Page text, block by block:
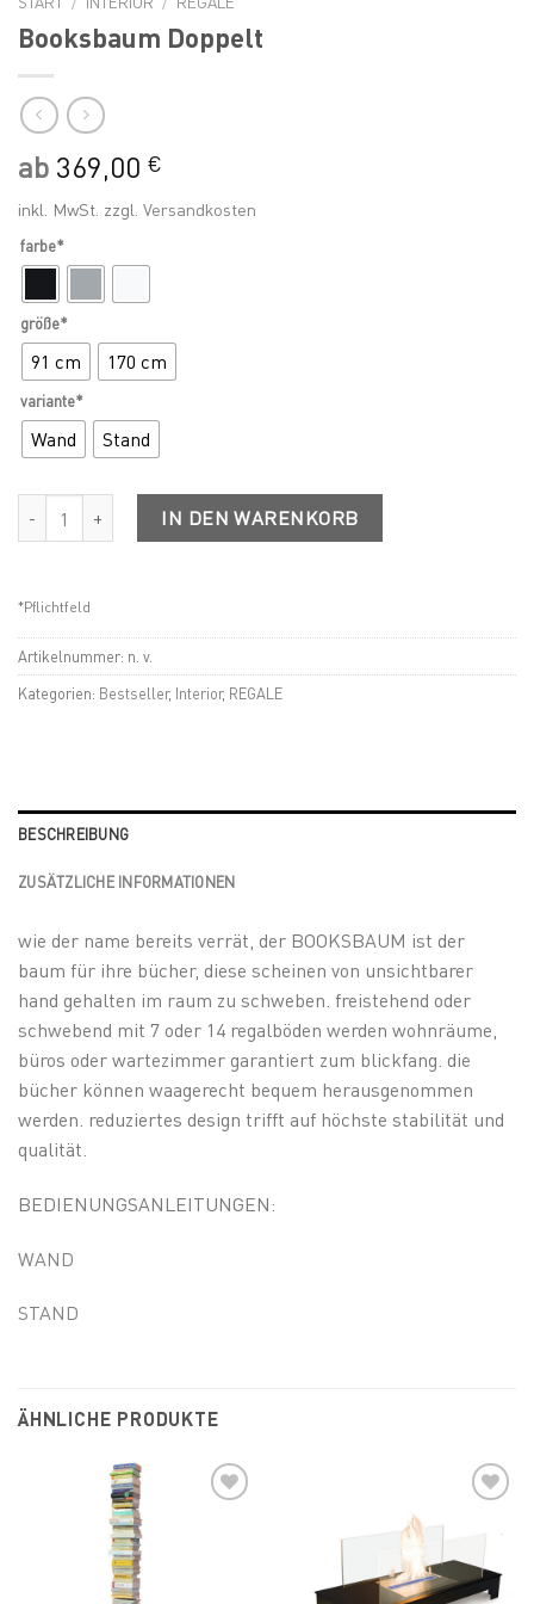
Booksbaum Doppelt
ab 369,00 €
inkl. MwSt. zzgl. Versandkosten
farbe*
größe*
91 cm 170 cm
variante*
Wand Stand
Booksbaum Doppelt MengeIN DEN WARENKORB
*Pflichtfeld
Artikelnummer: n. v.
Kategorien: Bestseller, Interior, REGALE
BESCHREIBUNG
ZUSÄTZLICHE INFORMATIONEN
wie der name bereits verrät, der BOOKSBAUM ist der
baum für ihre bücher, diese scheinen von unsichtbarer
hand gehalten im raum zu schweben. freistehend oder
schwebend mit 7 oder 14 regalböden werden wohnräume,
büros oder wartezimmer garantiert zum blickfang. die
bücher können waagerecht bequem herausgenommen
werden. reduziertes design trifft auf höchste stabilität und
qualität.
BEDIENUNGSANLEITUNGEN:
WAND
STAND
ÄHNLICHE PRODUKTE
Add to
wishlist